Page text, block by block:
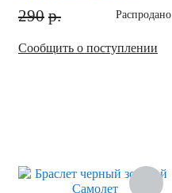
290 р. Распродано
Сообщить о поступлении